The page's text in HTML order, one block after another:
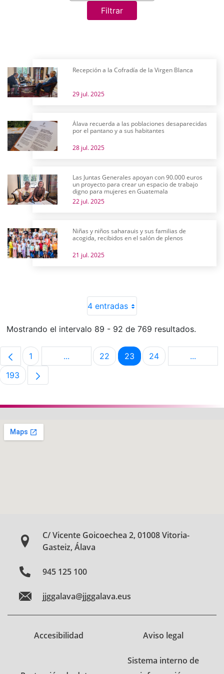
Filtrar
Recepción a la Cofradía de la Virgen Blanca
29 jul. 2025
Álava recuerda a las poblaciones desaparecidas
por el pantano y a sus habitantes
28 jul. 2025
Las Juntas Generales apoyan con 90.000 euros
un proyecto para crear un espacio de trabajo
digno para mujeres en Guatemala
22 jul. 2025
Niñas y niños saharauis y sus familias de
acogida, recibidos en el salón de plenos
21 jul. 2025
4 entradas
Mostrando el intervalo 89 - 92 de 769 resultados.
Página
1 ...Páginas intermedias Use TAB para
Página
22 Página
23 Página
24 ...
Página
193
C/ Vicente Goicoechea 2, 01008 Vitoria-
Gasteiz, Álava
945 125 100
jjggalava@jjggalava.eus
Accesibilidad Aviso legal
Sistema interno de